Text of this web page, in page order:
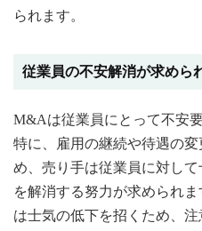
られます。
従業員の不安解消が求めら
M&Aは従業員にとって不安
特に、雇用の継続や待遇の
め、売り手は従業員に対し
を解消する努力が求められ
は士気の低下を招くため、注